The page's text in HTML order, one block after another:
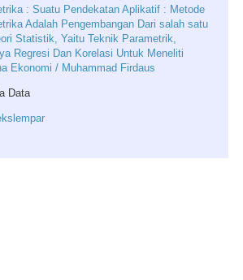
: Suatu Pendekatan Aplikatif : Metode
Adalah Pengembangan Dari salah satu
Statistik, Yaitu Teknik Parametrik,
Regresi Dan Korelasi Untuk Meneliti
Ekonomi / Muhammad Firdaus
Data